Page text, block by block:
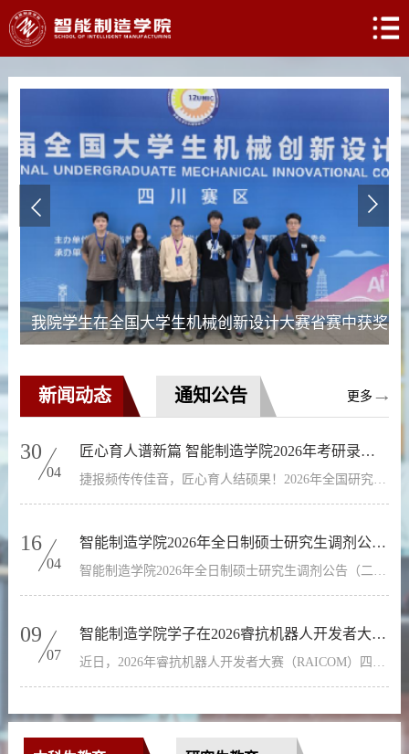
Previous
我院学生在全国大学生机械创新设计大赛省赛中获奖
新闻动态 通知公告 更多
30
04
匠心育人谱新篇 智能制造学院2026年考研录取率创新高
捷报频传传佳音，匠心育人结硕果！2026年全国研究生招生录取工作即将收官，智能制造学院考研喜报重磅出...
16
04
智能制造学院2026年全日制硕士研究生调剂公告（二）
智能制造学院2026年全日制硕士研究生调剂公告（二）根据一志愿和第一轮调剂复试录取情况，我院2026年有...
09
07
智能制造学院学子在2026睿抗机器人开发者大赛(RAICOM) 四川...
近日，2026年睿抗机器人开发者大赛（RAICOM）四川区省赛在成都工业学院落下帷幕，在7月7日的成绩公示名...